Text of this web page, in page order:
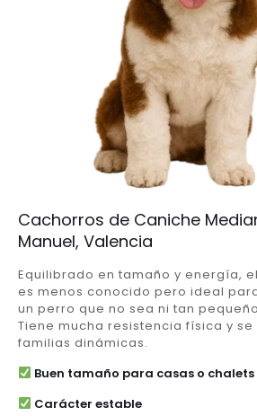
Cachorros de Caniche
Manuel, Valencia
Equilibrado en tamaño y energía,
es menos conocido pero ideal
un perro que no sea ni tan
Tiene mucha resistencia física y
familias dinámicas.
Buen tamaño para casas o chalets
Carácter estable